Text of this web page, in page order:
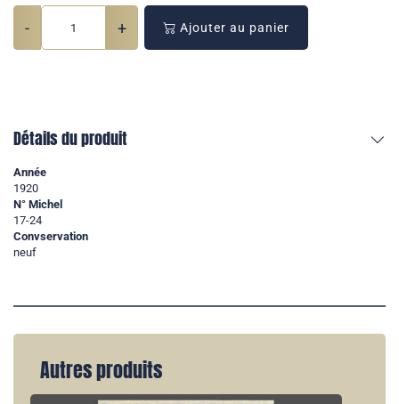
- + Ajouter au panier
Détails du produit
Année
1920
N° Michel
17-24
Convservation
neuf
Autres produits